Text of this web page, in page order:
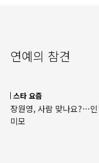
연예의 참견
스타 요즘
장원영, 사람 맞나요?…
미모